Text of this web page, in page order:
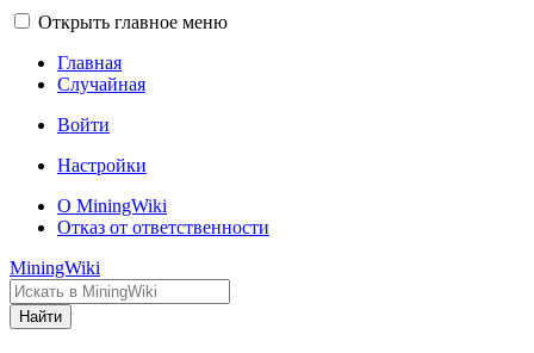
Открыть главное меню
Главная
Случайная
Войти
Настройки
О MiningWiki
Отказ от ответственности
MiningWiki
Найти